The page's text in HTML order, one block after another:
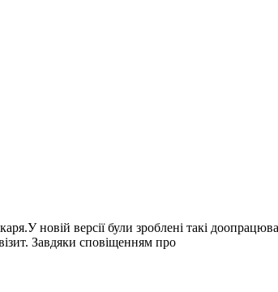
новій версії були зроблені такі
Завдяки сповіщенням про